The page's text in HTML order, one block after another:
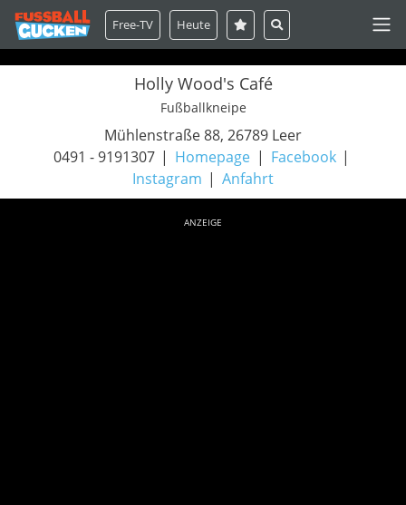
Free-TV Heute
Holly Wood's Café
Fußballkneipe
Mühlenstraße 88, 26789 Leer
0491 - 9191307
Homepage
Facebook
Instagram
Anfahrt
ANZEIGE